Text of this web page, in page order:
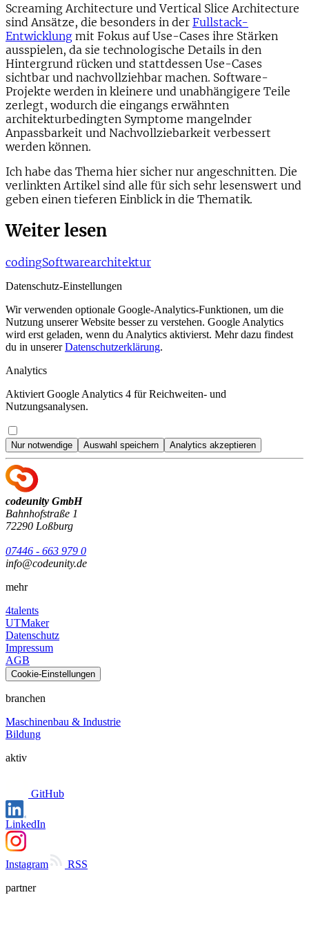
Screaming Architecture und Vertical Slice Architecture
sind Ansätze, die besonders in der Fullstack-
Entwicklung mit Fokus auf Use-Cases ihre Stärken
ausspielen, da sie technologische Details in den
Hintergrund rücken und stattdessen Use-Cases
sichtbar und nachvollziehbar machen. Software-
Projekte werden in kleinere und unabhängigere Teile
zerlegt, wodurch die eingangs erwähnten
architekturbedingten Symptome mangelnder
Anpassbarkeit und Nachvollziebarkeit verbessert
werden können.
Ich habe das Thema hier sicher nur angeschnitten. Die
verlinkten Artikel sind alle für sich sehr lesenswert und
geben einen tieferen Einblick in die Thematik.
Weiter lesen
codingSoftwarearchitektur
Datenschutz-Einstellungen
Wir verwenden optionale Google-Analytics-Funktionen, um die
Nutzung unserer Website besser zu verstehen. Google Analytics
wird erst geladen, wenn du Analytics aktivierst. Mehr dazu findest
du in unserer Datenschutzerklärung.
Analytics
Aktiviert Google Analytics 4 für Reichweiten- und
Nutzungsanalysen.
Nur notwendige Auswahl speichern Analytics akzeptieren
codeunity GmbH
Bahnhofstraße 1
72290 Loßburg
07446 - 663 979 0
info@codeunity.de
mehr
4talents
UTMaker
Datenschutz
Impressum
AGB
Cookie-Einstellungen
branchen
Maschinenbau & Industrie
Bildung
aktiv
GitHub
LinkedIn
Instagram
RSS
partner